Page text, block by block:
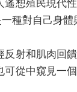
種對自己身
從中窺見一